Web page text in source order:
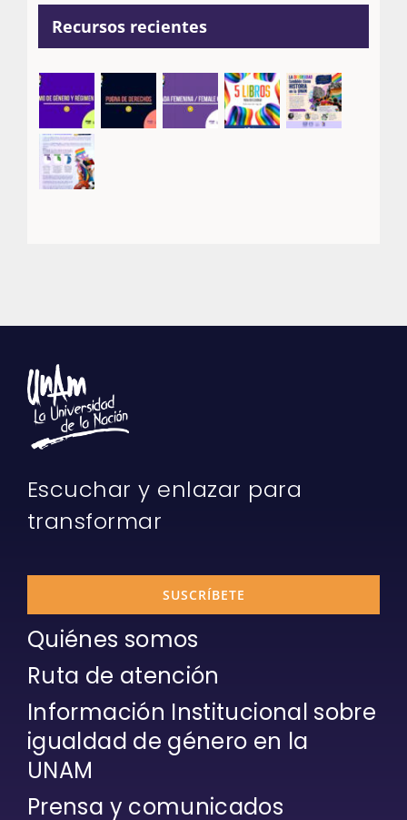
Recursos recientes
Escuchar y enlazar para
transformar
SUSCRÍBETE
Quiénes somos
Ruta de atención
Información Institucional sobre
igualdad de género en la
UNAM
Prensa y comunicados